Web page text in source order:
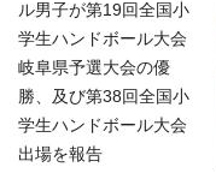
ル男子が第19回全国小
学生ハンドボール大会
岐阜県予選大会の優
勝、及び第38回全国小
学生ハンドボール大会
出場を報告